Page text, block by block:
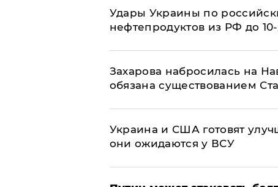
Удары Украины по
нефтепродуктов из РФ до
​Захарова набросилась на
обязана существованием
Украина и США готовят
они ожидаются у ВСУ